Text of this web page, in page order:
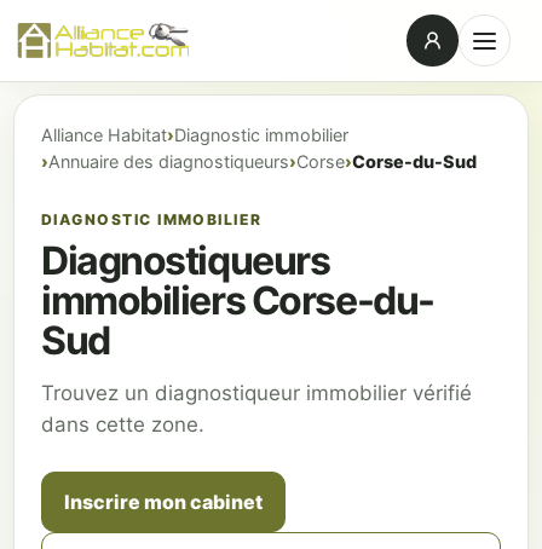
Alliance Habitat Diagnostic immobilier
Annuaire des diagnostiqueurs Corse Corse-du-Sud
DIAGNOSTIC IMMOBILIER
Diagnostiqueurs
immobiliers Corse-du-
Sud
Trouvez un diagnostiqueur immobilier vérifié
dans cette zone.
Inscrire mon cabinet